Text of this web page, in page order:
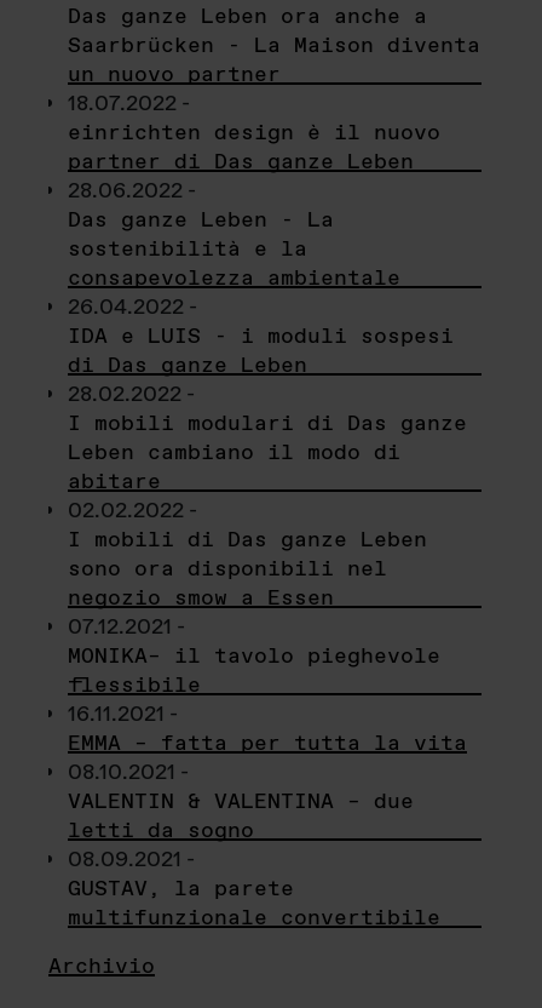
Das ganze Leben ora anche a
Saarbrücken - La Maison diventa
un nuovo partner
18.07.2022 -
einrichten design è il nuovo
partner di Das ganze Leben
28.06.2022 -
Das ganze Leben - La
sostenibilità e la
consapevolezza ambientale
26.04.2022 -
IDA e LUIS - i moduli sospesi
di Das ganze Leben
28.02.2022 -
I mobili modulari di Das ganze
Leben cambiano il modo di
abitare
02.02.2022 -
I mobili di Das ganze Leben
sono ora disponibili nel
negozio smow a Essen
07.12.2021 -
MONIKA– il tavolo pieghevole
flessibile
16.11.2021 -
EMMA – fatta per tutta la vita
08.10.2021 -
VALENTIN & VALENTINA – due
letti da sogno
08.09.2021 -
GUSTAV, la parete
multifunzionale convertibile
Archivio